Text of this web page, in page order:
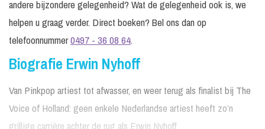
andere bijzondere gelegenheid? Wat de gelegenheid ook is, we
helpen u graag verder. Direct boeken? Bel ons dan op
telefoonnummer0497 - 36 08 64.
Biografie Erwin Nyhoff
Van Pinkpop artiest tot afwasser, en weer terug als finalist bij The
Voice of Holland: geen enkele Nederlandse artiest heeft zo’n
grillige carrière achter de rug als Erwin Nyhoff.